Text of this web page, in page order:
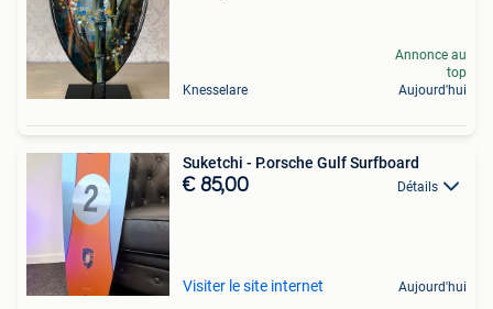
Knesselare
Annonce au
top
Aujourd'hui
Suketchi - P.orsche Gulf Surfboard
€ 85,00 Détails
Visiter le site internet Aujourd'hui